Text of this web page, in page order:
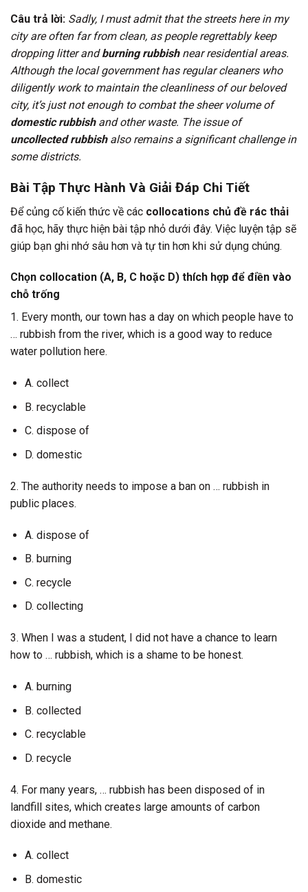
Câu trả lời: Sadly, I must admit that the streets here in my
city are often far from clean, as people regrettably keep
dropping litter andburning rubbishnear residential areas.
Although the local government has regular cleaners who
diligently work to maintain the cleanliness of our beloved
city, it’s just not enough to combat the sheer volume of
domestic rubbishand other waste. The issue of
uncollected rubbishalso remains a significant challenge in
some districts.
Bài Tập Thực Hành Và Giải Đáp Chi Tiết
Để củng cố kiến thức về các collocations chủ đề rác thải
đã học, hãy thực hiện bài tập nhỏ dưới đây. Việc luyện tập sẽ
giúp bạn ghi nhớ sâu hơn và tự tin hơn khi sử dụng chúng.
Chọn collocation (A, B, C hoặc D) thích hợp để điền vào
chỗ trống
1. Every month, our town has a day on which people have to
… rubbish from the river, which is a good way to reduce
water pollution here.
A. collect
B. recyclable
C. dispose of
D. domestic
2. The authority needs to impose a ban on … rubbish in
public places.
A. dispose of
B. burning
C. recycle
D. collecting
3. When I was a student, I did not have a chance to learn
how to … rubbish, which is a shame to be honest.
A. burning
B. collected
C. recyclable
D. recycle
4. For many years, … rubbish has been disposed of in
landfill sites, which creates large amounts of carbon
dioxide and methane.
A. collect
B. domestic